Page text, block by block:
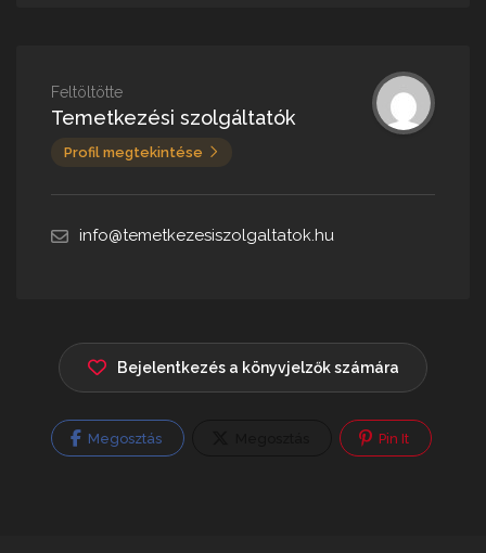
Feltöltötte
Temetkezési szolgáltatók
Profil megtekintése
info@temetkezesiszolgaltatok.hu
Bejelentkezés a könyvjelzők számára
Megosztás Pin It